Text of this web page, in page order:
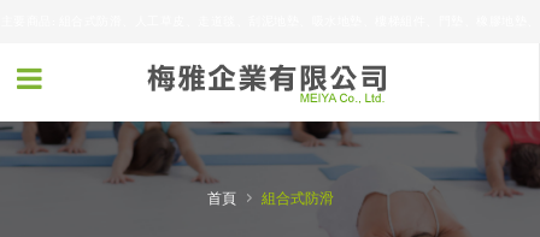
主要商品: 組合式防滑、人工草皮、走道毯、刮泥地墊、吸水地墊、樓梯組件、門墊、橡膠地墊、
浴室防滑墊、廚房抗疲勞橡膠重板、各式3M吸水地墊
首頁 › 組合式防滑